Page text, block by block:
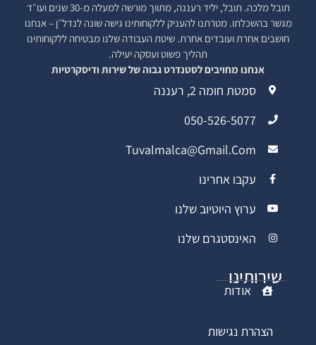
תובל מלכה. תובל, יליד רעננה, מתווך מורשה למעלה מ-30 שנים ועו״ד
מגשר בהשכלתו. מטרתנו להעניק ללקוחותינו גישה שונה לנדל״ן – אנחנו
חושבים אחרת ועובדים אחרת. שיטת העבודה שלנו מבטיחה ללקוחותינו
תהליך פשוט ועסקה יעילה.
אנחנו מחויבים לסטנדרט גבוה של שירות ודיסקרטיות
סמטת חומה 2, רעננה
050-526-5077
Tuvalmalca@gmail.com
עקבו אחרינו
ערוץ היוטיוב שלנו
האינסטגרם שלנו
שירותינו
אודות
הצהרת נגישות